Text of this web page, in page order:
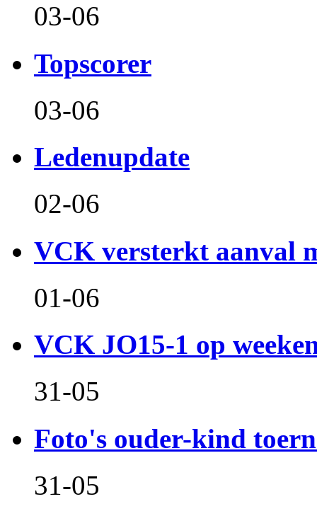
03-06
Topscorer
03-06
Ledenupdate
02-06
VCK versterkt aanval
01-06
VCK JO15-1 op
31-05
Foto's ouder-kind
31-05